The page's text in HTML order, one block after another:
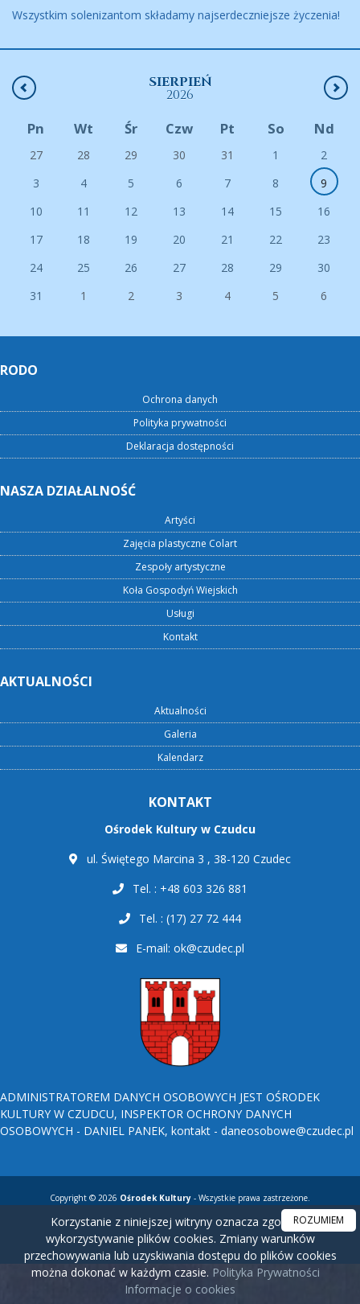
Wszystkim solenizantom składamy najserdeczniejsze życzenia!
SIERPIEŃ
2026
Pn Wt Śr Czw Pt So Nd
27 28 29 30 31 1
2
3
4 5 6 7 8
9
10
11 12 13 14 15
16
17
18 19 20 21 22
23
24
25 26 27 28 29
30
31
1 2 3 4 5 6
RODO
Ochrona danych
Polityka prywatności
Deklaracja dostępności
NASZA DZIAŁALNOŚĆ
Artyści
Zajęcia plastyczne Colart
Zespoły artystyczne
Koła Gospodyń Wiejskich
Usługi
Kontakt
AKTUALNOŚCI
Aktualności
Galeria
Kalendarz
KONTAKT
Ośrodek Kultury w Czudcu
ul. Świętego Marcina 3 , 38-120 Czudec
Tel. : +48 603 326 881
Tel. : (17) 27 72 444
E-mail: ok@czudec.pl
ADMINISTRATOREM DANYCH OSOBOWYCH JEST OŚRODEK
KULTURY W CZUDCU, INSPEKTOR OCHRONY DANYCH
OSOBOWYCH - DANIEL PANEK, kontakt - daneosobowe@czudec.pl
Copyright © 2026 Ośrodek Kultury - Wszystkie prawa zastrzeżone.
Korzystanie z niniejszej witryny oznacza zgodę na
wykorzystywanie plików cookies. Zmiany warunków
przechowywania lub uzyskiwania dostępu do plików cookies
można dokonać w każdym czasie. Polityka Prywatności
Informacje o cookies
ROZUMIEM